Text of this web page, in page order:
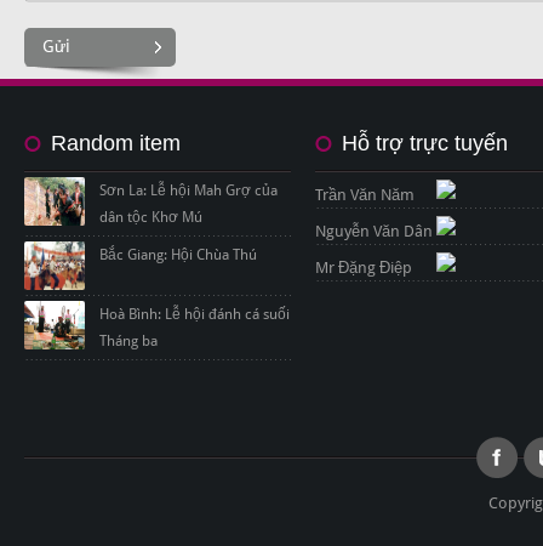
Gửi
Random item
Sơn La: Lễ hội Mah Grợ của
dân tộc Khơ Mú
Bắc Giang: Hội Chùa Thú
Hoà Bình: Lễ hội đánh cá suối
Tháng ba
Hỗ trợ trực tuyến
Trần Văn Năm
Nguyễn Văn Dân
Mr Đặng Điệp